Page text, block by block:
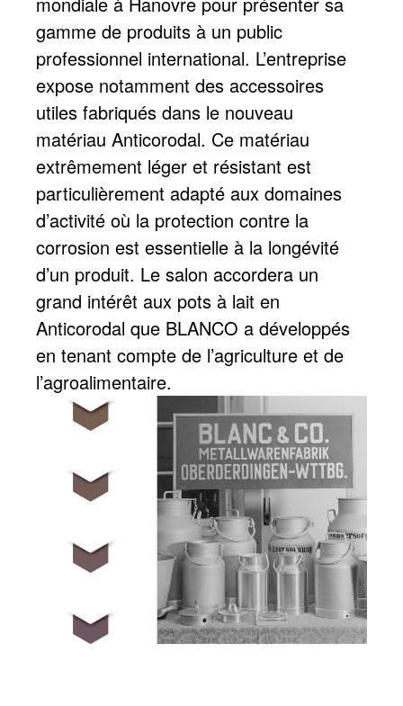
gamme de produits à un public
professionnel international. L’entreprise
expose notamment des accessoires
utiles fabriqués dans le nouveau
matériau Anticorodal. Ce matériau
extrêmement léger et résistant est
particulièrement adapté aux domaines
d’activité où la protection contre la
corrosion est essentielle à la longévité
d’un produit. Le salon accordera un
grand intérêt aux pots à lait en
Anticorodal que BLANCO a développés
en tenant compte de l’agriculture et de
l’agroalimentaire.